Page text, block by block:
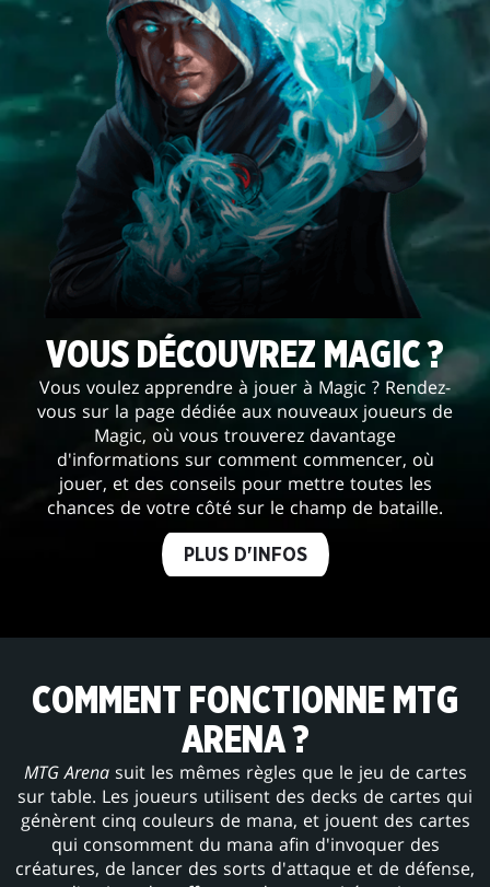
VOUS DÉCOUVREZ MAGIC ?
Vous voulez apprendre à jouer à Magic ? Rendez-
vous sur la page dédiée aux nouveaux joueurs de
Magic, où vous trouverez davantage
d'informations sur comment commencer, où
jouer, et des conseils pour mettre toutes les
chances de votre côté sur le champ de bataille.
PLUS D'INFOS
COMMENT FONCTIONNE MTG
ARENA ?
MTG Arenasuit les mêmes règles que le jeu de cartes
sur table. Les joueurs utilisent des decks de cartes qui
génèrent cinq couleurs de mana, et jouent des cartes
qui consomment du mana afin d'invoquer des
créatures, de lancer des sorts d'attaque et de défense,